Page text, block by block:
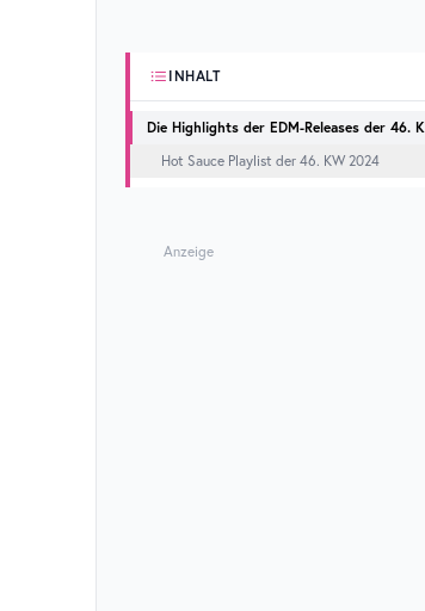
INHALT
Die Highlights der EDM-Releases der 46.
Hot Sauce Playlist der 46. KW 2024
Anzeige